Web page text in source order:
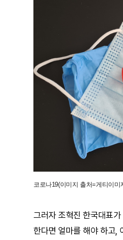
코로나19(이미지 출처=게티이미
그러자 조혁진 한국대표
한다면 얼마를 해야 하고,